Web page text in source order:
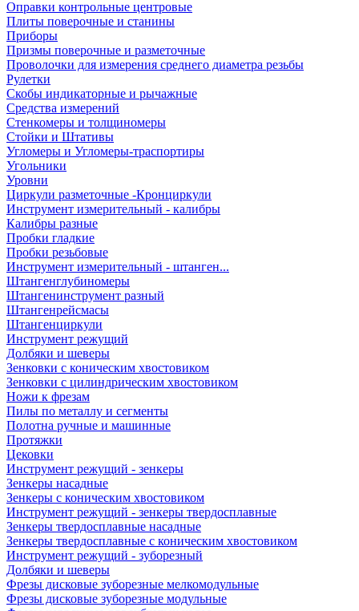
Оправки контрольные центровые
Плиты поверочные и станины
Приборы
Призмы поверочные и разметочные
Проволочки для измерения среднего диаметра резьбы
Рулетки
Скобы индикаторные и рычажные
Средства измерений
Стенкомеры и толщиномеры
Стойки и Штативы
Угломеры и Угломеры-траспортиры
Угольники
Уровни
Циркули разметочные -Кронциркули
Инструмент измерительный - калибры
Калибры разные
Пробки гладкие
Пробки резьбовые
Инструмент измерительный - штанген...
Штангенглубиномеры
Штангенинструмент разный
Штангенрейсмасы
Штангенциркули
Инструмент режущий
Долбяки и шеверы
Зенковки с коническим хвостовиком
Зенковки с цилиндрическим хвостовиком
Ножи к фрезам
Пилы по металлу и сегменты
Полотна ручные и машинные
Протяжки
Цековки
Инструмент режущий - зенкеры
Зенкеры насадные
Зенкеры с коническим хвостовиком
Инструмент режущий - зенкеры твердосплавные
Зенкеры твердосплавные насадные
Зенкеры твердосплавные с коническим хвостовиком
Инструмент режущий - зуборезный
Долбяки и шеверы
Фрезы дисковые зуборезные мелкомодульные
Фрезы дисковые зуборезные модульные